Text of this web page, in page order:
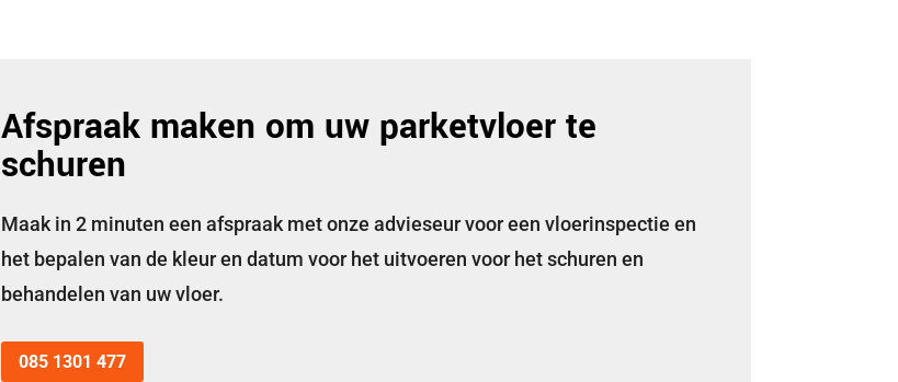
Afspraak maken om uw parketvloer te
schuren
Maak in 2 minuten een afspraak met onze advieseur voor een vloerinspectie en
het bepalen van de kleur en datum voor het uitvoeren voor het schuren en
behandelen van uw vloer.
085 1301 477